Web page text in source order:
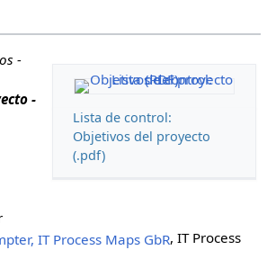
-
-
Lista de control:
Objetivos del proyecto
(.pdf)
, IT Process